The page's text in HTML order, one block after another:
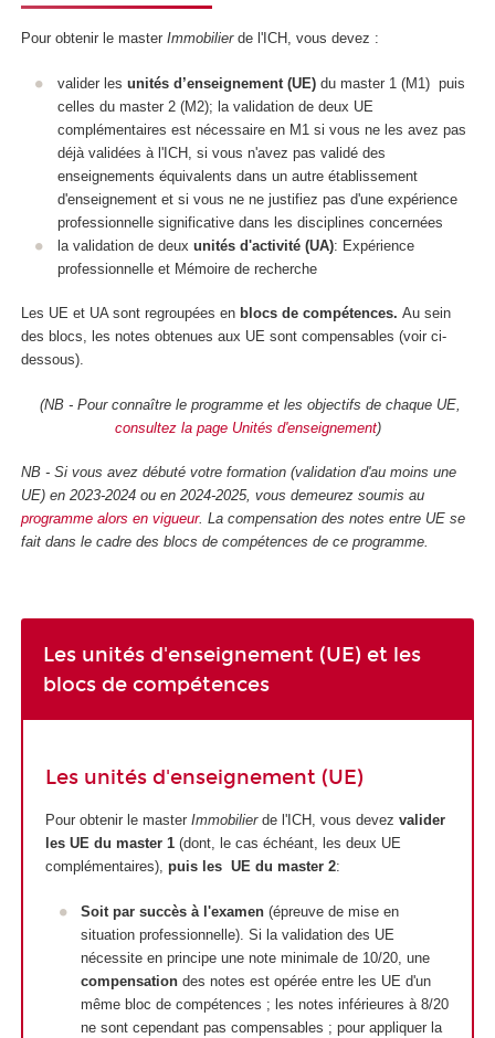
Pour obtenir le master Immobilierde l'ICH, vous devez :
valider les unités d’enseignement (UE) du master 1 (M1) puis
celles du master 2 (M2); la validation de deux UE
complémentaires est nécessaire en M1 si vous ne les avez pas
déjà validées à l'ICH, si vous n'avez pas validé des
enseignements équivalents dans un autre établissement
d'enseignement et si vous ne ne justifiez pas d'une expérience
professionnelle significative dans les disciplines concernées
la validation de deux unités d'activité (UA): Expérience
professionnelle et Mémoire de recherche
Les UE et UA sont regroupées en blocs de compétences. Au sein
des blocs, les notes obtenues aux UE sont compensables (voir ci-
dessous).
(NB - Pour connaître le programme et les objectifs de chaque UE,
consultez la page Unités d'enseignement)
NB - Si vous avez débuté votre formation (validation d'au moins une
UE) en 2023-2024 ou en 2024-2025, vous demeurez soumis au
programme alors en vigueur. La compensation des notes entre UE se
fait dans le cadre des blocs de compétences de ce programme.
Les unités d'enseignement (UE) et les
blocs de compétences
Les unités d'enseignement (UE)
Pour obtenir le master Immobilierde l'ICH, vous devez valider
les UE du master 1 (dont, le cas échéant, les deux UE
complémentaires), puis les UE du master 2:
Soit par succès à l'examen (épreuve de mise en
situation professionnelle). Si la validation des UE
nécessite en principe une note minimale de 10/20, une
compensation des notes est opérée entre les UE d'un
même bloc de compétences ; les notes inférieures à 8/20
ne sont cependant pas compensables ; pour appliquer la